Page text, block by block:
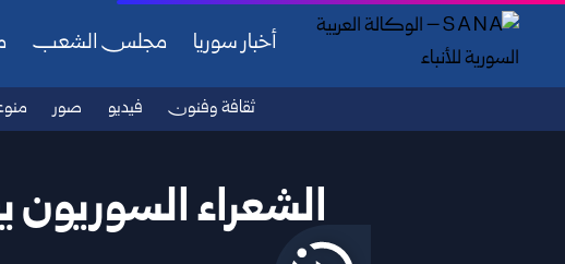
أخبار سوريا مجلس الشعب
ثقافة وفنون فيديو صور
الشعراء السوريون